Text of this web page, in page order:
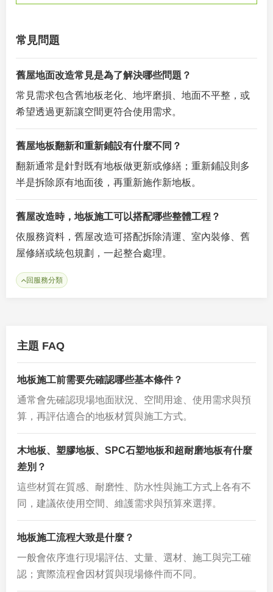
常見問題
舊屋地面改造常見是為了解決哪些問題？
常見需求包含舊地板老化、地坪磨損、地面不平整，或
希望透過更新讓空間更符合使用需求。
舊屋地板翻新和重新鋪設有什麼不同？
翻新通常是針對既有地板做更新或修繕；重新鋪設則多
半是拆除原有地面後，再重新施作新地板。
舊屋改造時，地板施工可以搭配哪些整體工程？
依服務資料，舊屋改造可搭配拆除清運、室內裝修、舊
屋修繕或統包規劃，一起整合處理。
回服務分類
主題 FAQ
地板施工前需要先確認哪些基本條件？
通常會先確認現場地面狀況、空間用途、使用需求與預
算，再評估適合的地板材質與施工方式。
木地板、塑膠地板、SPC石塑地板和超耐磨地板有什麼
差別？
這些材質在質感、耐磨性、防水性與施工方式上各有不
同，建議依使用空間、維護需求與預算來選擇。
地板施工流程大致是什麼？
一般會依序進行現場評估、丈量、選材、施工與完工確
認；實際流程會因材質與現場條件而不同。